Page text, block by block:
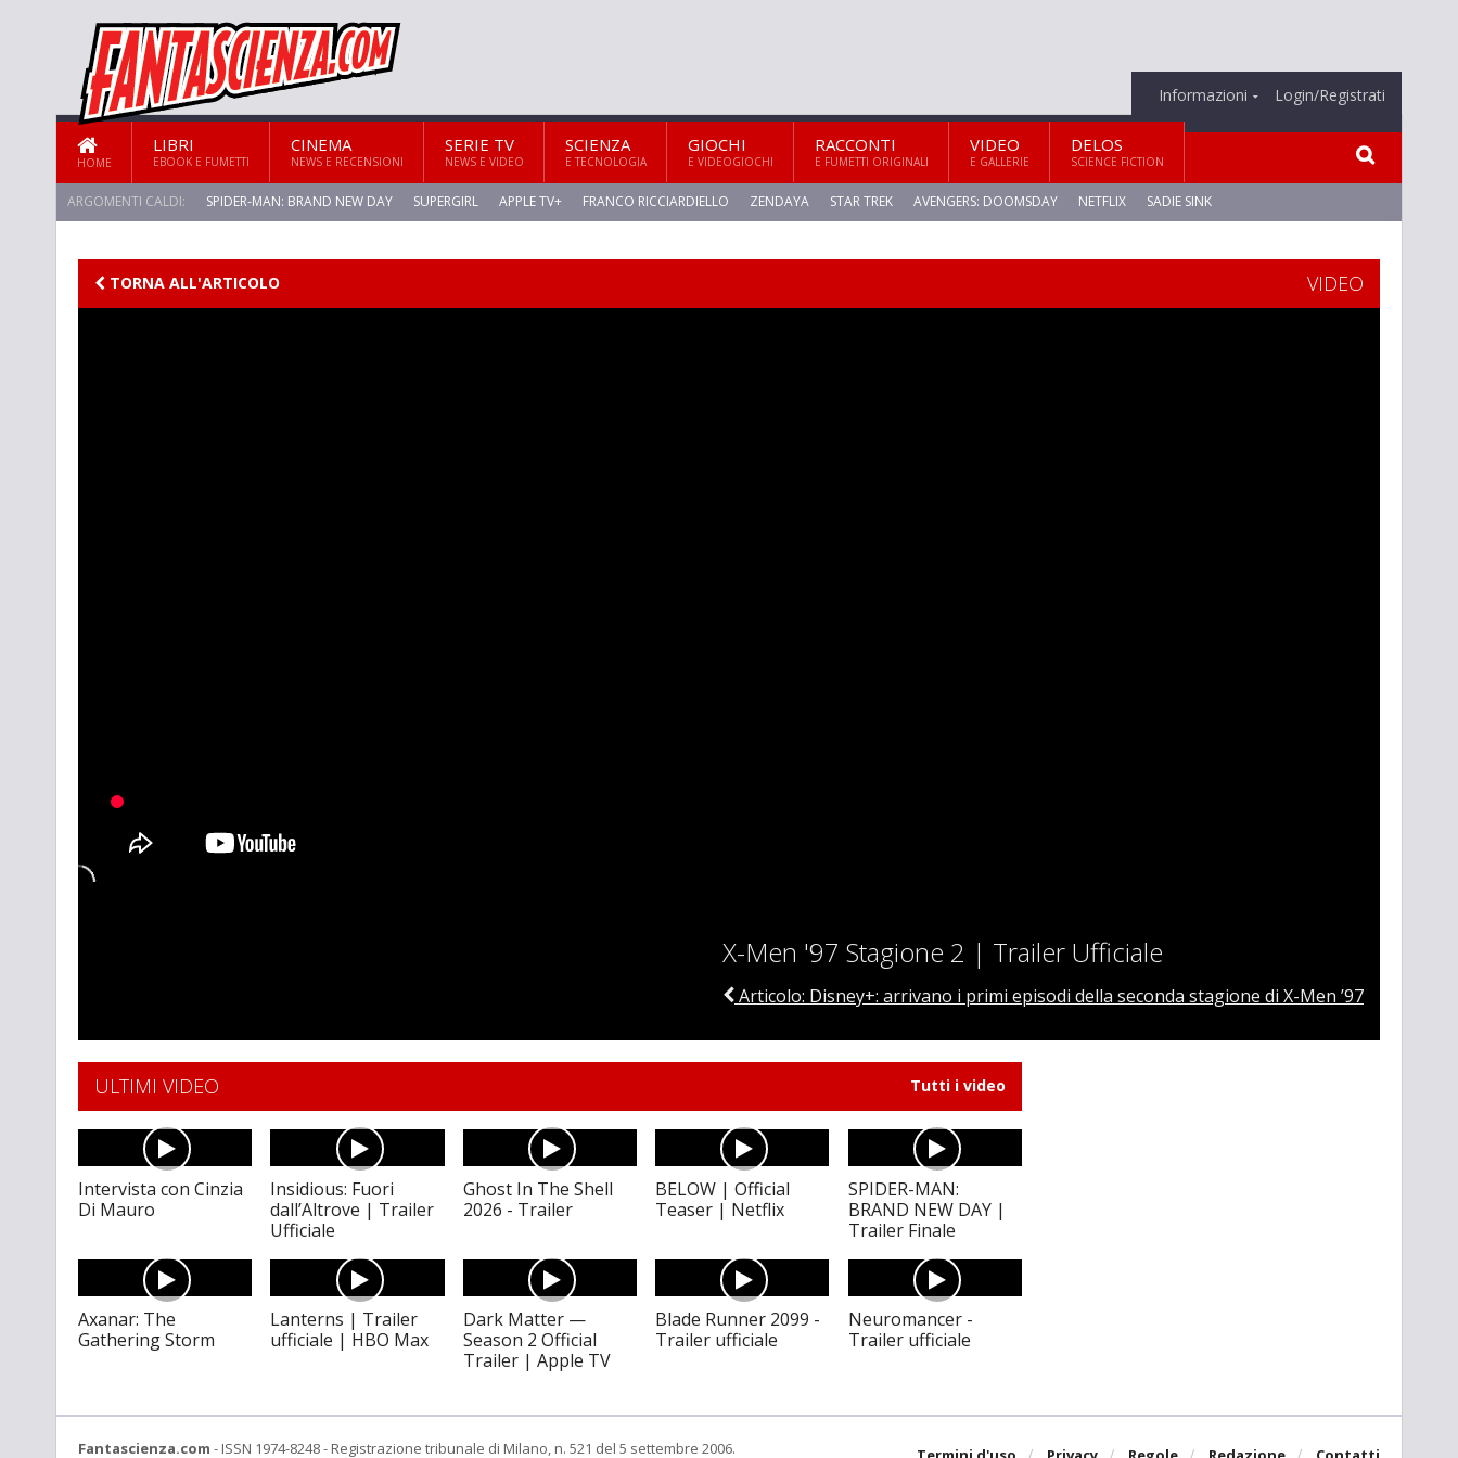
Informazioni Login/Registrati
HOME
LIBRI
EBOOK E FUMETTI
CINEMA
NEWS E RECENSIONI
SERIE TV
NEWS E VIDEO
SCIENZA
E TECNOLOGIA
GIOCHI
E VIDEOGIOCHI
RACCONTI
E FUMETTI ORIGINALI
VIDEO
E GALLERIE
DELOS
SCIENCE FICTION
ARGOMENTI CALDI: SPIDER-MAN: BRAND NEW DAY SUPERGIRL APPLE TV+ FRANCO RICCIARDIELLO ZENDAYA STAR TREK AVENGERS: DOOMSDAY NETFLIX SADIE SINK
VIDEO
TORNA ALL'ARTICOLO
X-Men '97 Stagione 2 | Trailer Ufficiale
Articolo: Disney+: arrivano i primi episodi della seconda stagione di X-Men ’97
ULTIMI VIDEO Tutti i video
Intervista con Cinzia
Di Mauro
Insidious: Fuori
dall’Altrove | Trailer
Ufficiale
Ghost In The Shell
2026 - Trailer
BELOW | Official
Teaser | Netflix
SPIDER-MAN:
BRAND NEW DAY |
Trailer Finale
Axanar: The
Gathering Storm
Lanterns | Trailer
ufficiale | HBO Max
Dark Matter —
Season 2 Official
Trailer | Apple TV
Blade Runner 2099 -
Trailer ufficiale
Neuromancer -
Trailer ufficiale
Fantascienza.com - ISSN 1974-8248 - Registrazione tribunale di Milano, n. 521 del 5 settembre 2006.